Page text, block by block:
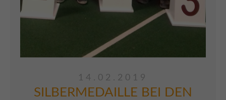
ARTIKEL LESEN
14.02.2019
SILBERMEDAILLE BEI DEN